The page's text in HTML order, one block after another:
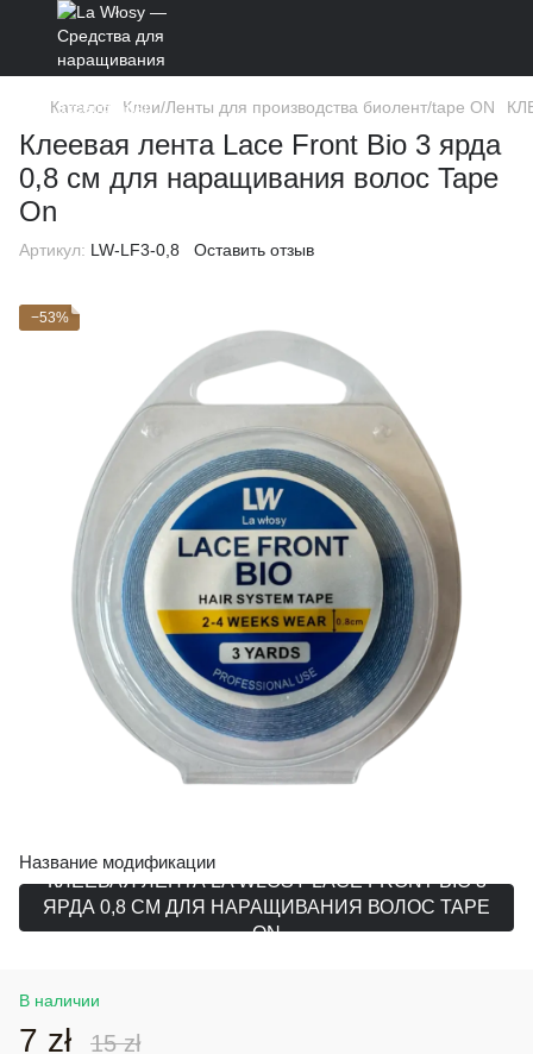
Каталог Клеи/Ленты для производства биолент/tape ON
Клеевая лента Lace Front Bio 3 ярда
0,8 см для наращивания волос Tape
On
Артикул: LW-LF3-0,8 Оставить отзыв
−53%
Название модификации
КЛЕЕВАЯ ЛЕНТА LA WŁOSY LACE FRONT BIO 3
ЯРДА 0,8 СМ ДЛЯ НАРАЩИВАНИЯ ВОЛОС TAPE
ON
В наличии
7 zł 15 zł